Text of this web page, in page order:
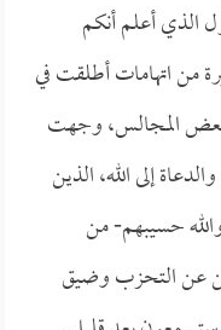
الذي أعلم أنكم
من اتهامات أطلقت في
المجالس، وجهت
إلى الله، الذين
حسيبهم- من
عن التحزب وضيق